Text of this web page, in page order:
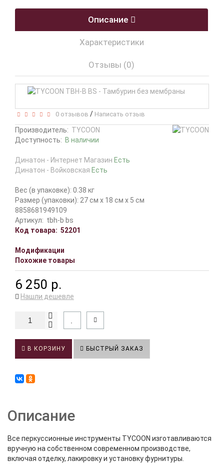
Описание
Характеристики
Отзывы (0)
0 отзывов / Написать отзыв
Производитель: TYCOON
Доступность: В наличии
Динатон - Интернет Магазин Есть
Динатон - Войковская Есть
Вес (в упаковке): 0.38 кг
Размер (упаковки): 27 см x 18 см x 5 см
8858681949109
Артикул: tbh-b bs
Код товара: 52201
Модификации
Похожие товары
6 250 р.
Нашли дешевле
В КОРЗИНУ БЫСТРЫЙ ЗАКАЗ
Описание
Все перкуссионные инструменты TYCOON изготавливаются
вручную на собственном современном производстве,
включая отделку, лакировку и установку фурнитуры.